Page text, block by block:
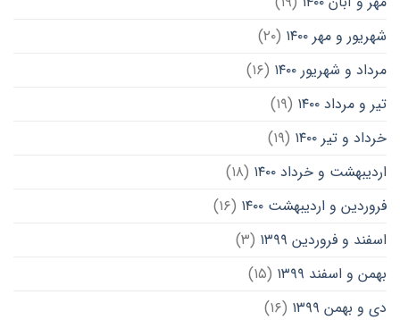
شهریور و مهر ۱۴۰۰
(۲۰)
مرداد و شهریور ۱۴۰۰
(۱۶)
تیر و مرداد ۱۴۰۰
(۱۹)
خرداد و تیر ۱۴۰۰
(۱۹)
اردیبهشت و خرداد ۱۴۰۰
(۱۸)
فروردین و اردیبهشت ۱۴۰۰
(۱۶)
اسفند و فروردین ۱۳۹۹
(۳)
بهمن و اسفند ۱۳۹۹
(۱۵)
دی و بهمن ۱۳۹۹
(۱۶)